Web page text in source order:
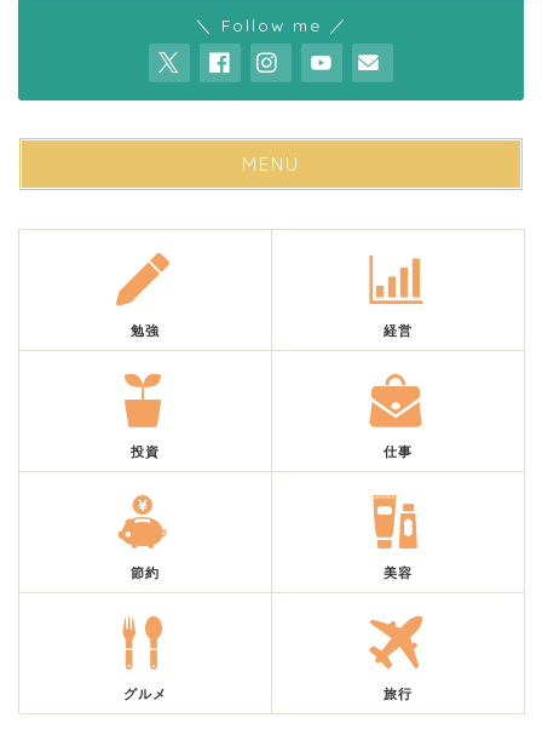
＼ Follow me ／
MENU
勉強 経営
投資 仕事
節約 美容
グルメ 旅行